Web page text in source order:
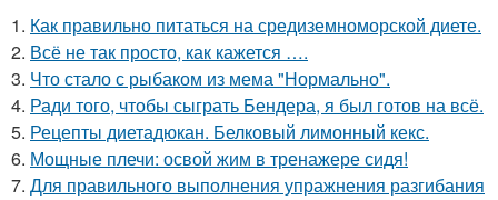
1. Как правильно питаться на средиземноморской диете.
2. Всё не так просто, как кажется ….
3. Что стало с рыбаком из мема "Нормально".
4. Ради того, чтобы сыграть Бендера, я был готов на всё.
5. Рецепты диетадюкан. Белковый лимонный кекс.
6. Мощные плечи: освой жим в тренажере сидя!
7. Для правильного выполнения упражнения разгибания